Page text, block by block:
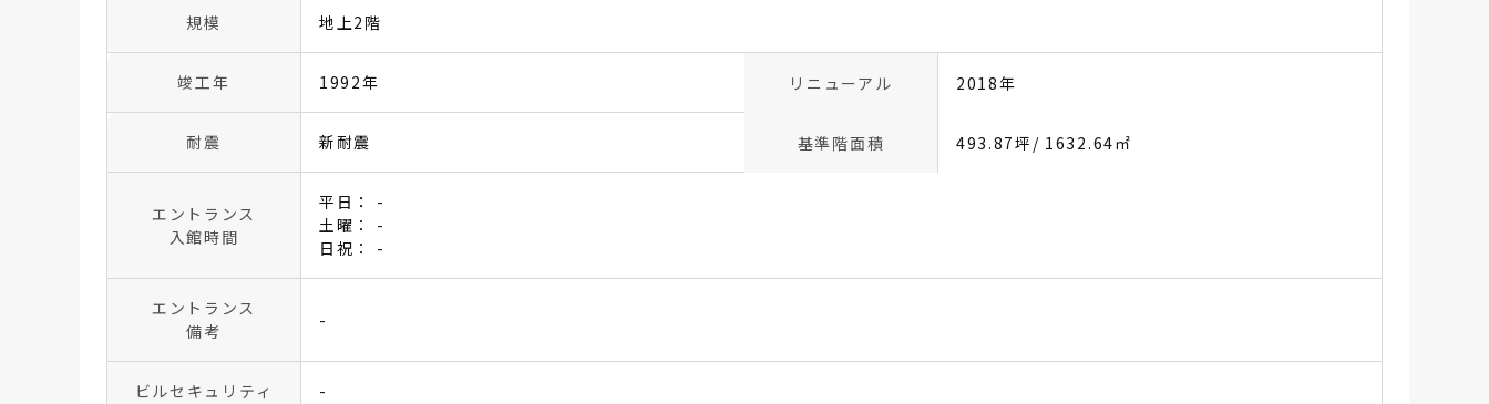
規模 地上2階
竣工年 1992年 リニューアル 2018年
耐震 新耐震 基準階面積 493.87坪 / 1632.64㎡
エントランス
入館時間
平日： -
土曜： -
日祝： -
エントランス
備考
-
ビルセキュリティ -